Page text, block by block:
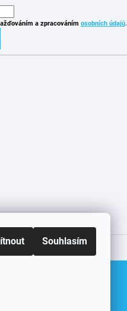
Souhlasím
a zpracováním osobních údajů.